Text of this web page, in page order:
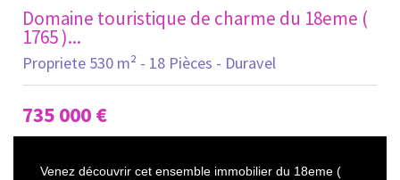
Domaine touristique de charme du 18eme (
1765 )...
Propriete 530 m² - 18 Pièces - Duravel
735 000 €
Venez découvrir cet ensemble immobilier du 18eme (